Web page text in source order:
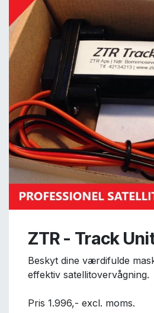
ZTR - Track
Beskyt dine værdifulde
effektiv satellitovervågning.
Pris 1.996,- excl. moms.